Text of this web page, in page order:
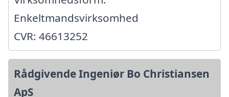
Enkeltmandsvirksomhed
CVR: 46613252
Rådgivende Ingeniør Bo Christiansen
ApS